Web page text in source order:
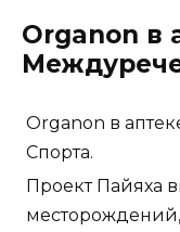
Organon в
Organon в
Спорта.
Проект Пайяха